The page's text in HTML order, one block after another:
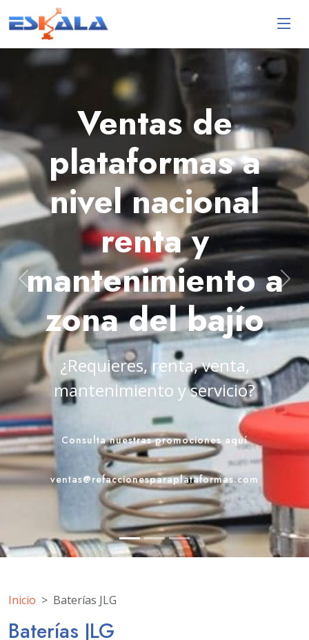
Ventas de
plataformas a
nivel nacional
renta y
mantenimiento
zona del bajío
En Eskala tenemos la mejor
en plataformas elevadoras
Contáctenos
ventas@refaccionesparaplataformas.com
Inicio Baterías JLG
Baterías JLG